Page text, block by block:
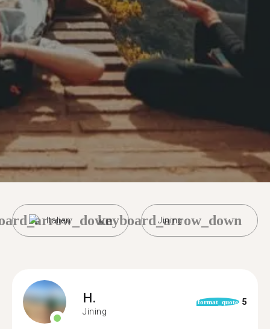
Italien Jining
keyboard_arrow_down
H.
Jining
format_quote 5